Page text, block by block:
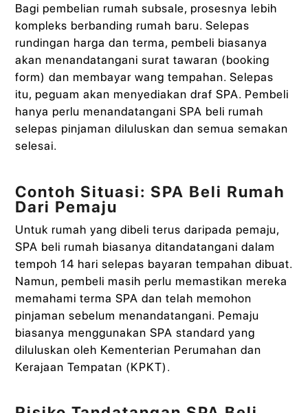
Bagi pembelian rumah subsale, prosesnya lebih
kompleks berbanding rumah baru. Selepas
rundingan harga dan terma, pembeli biasanya
akan menandatangani surat tawaran (booking
form) dan membayar wang tempahan. Selepas
itu, peguam akan menyediakan draf SPA. Pembeli
hanya perlu menandatangani SPA beli rumah
selepas pinjaman diluluskan dan semua semakan
selesai.
Contoh Situasi: SPA Beli Rumah
Dari Pemaju
Untuk rumah yang dibeli terus daripada pemaju,
SPA beli rumah biasanya ditandatangani dalam
tempoh 14 hari selepas bayaran tempahan dibuat.
Namun, pembeli masih perlu memastikan mereka
memahami terma SPA dan telah memohon
pinjaman sebelum menandatangani. Pemaju
biasanya menggunakan SPA standard yang
diluluskan oleh Kementerian Perumahan dan
Kerajaan Tempatan (KPKT).